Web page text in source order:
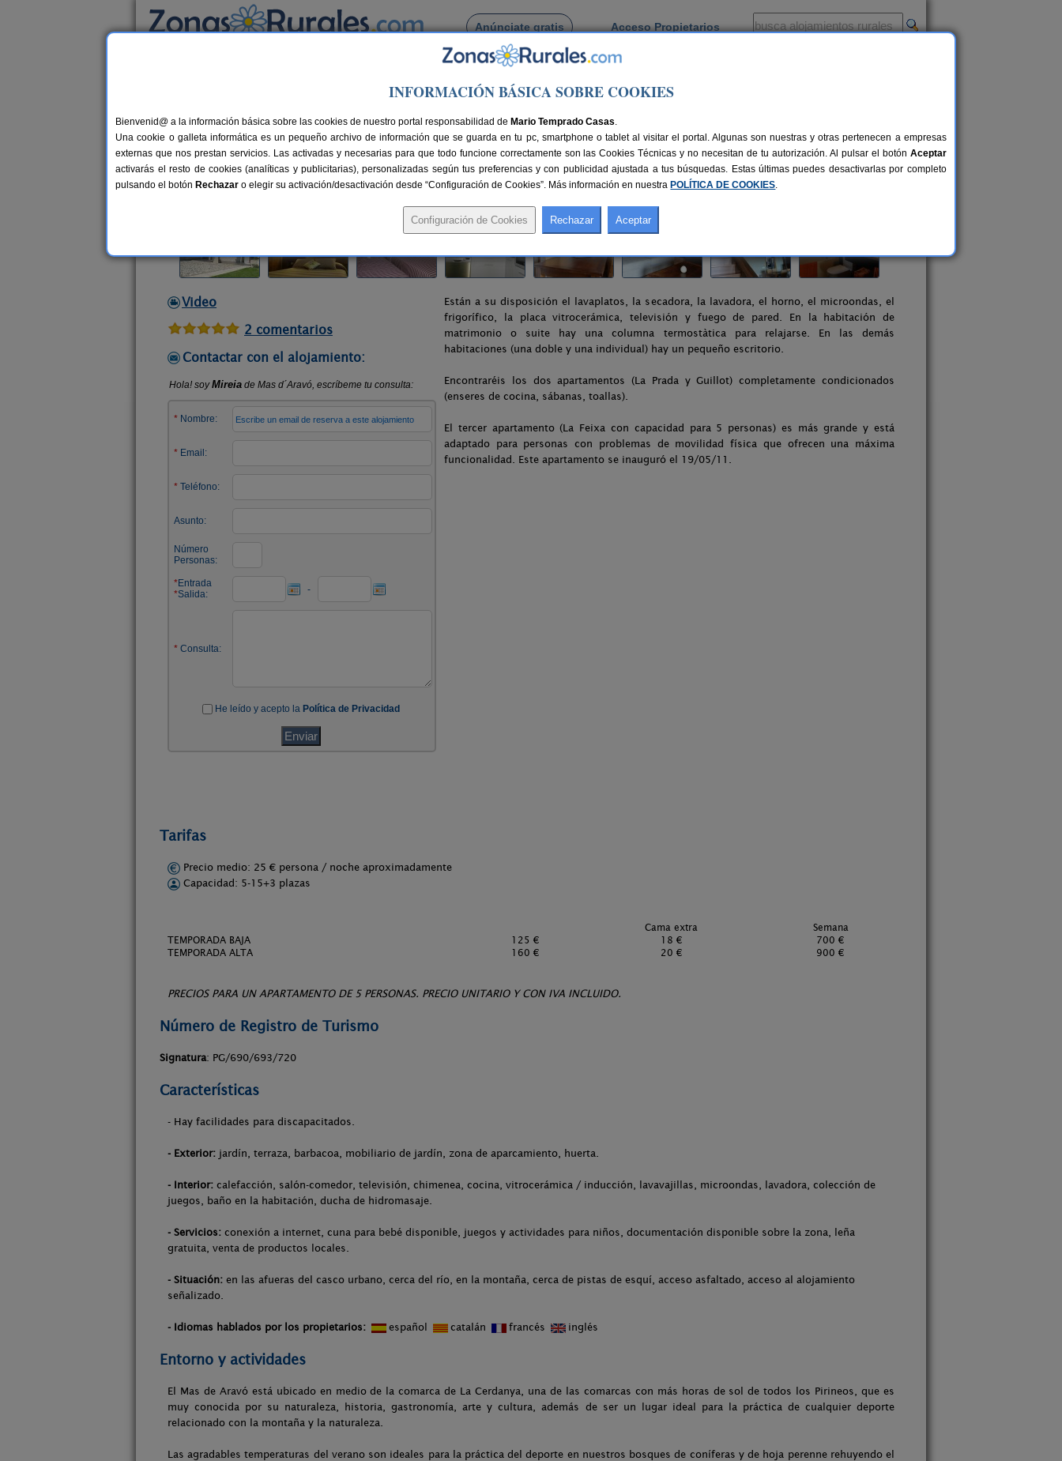
Anúnciate gratis Acceso Propietarios
Busca por pueblo
> Mas d´Aravó
Mas d´Aravó
Apartamentos Rurales en Talltorta / Bolvir (Girona)
Alquiler completo y por habitaciones 5-15+3 plazas 7 km de Girona Compartir:
Video
2 comentarios
Contactar con el alojamiento:
Están a su disposición el lavaplatos, la secadora, la lavadora, el horno, el microondas, el
frigorífico, la placa vitrocerámica, televisión y fuego de pared. En la habitación de
matrimonio o suite hay una columna termostàtica para relajarse. En las demás
habitaciones (una doble y una individual) hay un pequeño escritorio.
Encontraréis los dos apartamentos (La Prada y Guillot) completamente condicionados
(enseres de cocina, sábanas, toallas).
El tercer apartamento (La Feixa con capacidad para 5 personas) es más grande y está
adaptado para personas con problemas de movilidad física que ofrecen una máxima
funcionalidad. Este apartamento se inauguró el 19/05/11.
Tarifas
Precio medio: 25 € persona / noche aproximadamente
Capacidad: 5-15+3 plazas
Cama extra
Semana
TEMPORADA BAJA
125 € 18 €
700 €
TEMPORADA ALTA
160 € 20 € 900 €
PRECIOS PARA UN APARTAMENTO DE 5 PERSONAS. PRECIO UNITARIO Y CON IVA INCLUIDO.
Número de Registro de Turismo
Signatura: PG/690/693/720
Características
- Hay facilidades para discapacitados.
- Exterior: jardín, terraza, barbacoa, mobiliario de jardín, zona de aparcamiento, huerta.
- Interior: calefacción, salón-comedor, televisión, chimenea, cocina, vitrocerámica / inducción, lavavajillas, microondas, lavadora, colección de
juegos, baño en la habitación, ducha de hidromasaje.
- Servicios: conexión a internet, cuna para bebé disponible, juegos y actividades para niños, documentación disponible sobre la zona, leña
gratuita, venta de productos locales.
- Situación: en las afueras del casco urbano, cerca del río, en la montaña, cerca de pistas de esquí, acceso asfaltado, acceso al alojamiento
señalizado.
- Idiomas hablados por los propietarios: español catalán francés inglés
Entorno y actividades
El Mas de Aravó está ubicado en medio de la comarca de La Cerdanya, una de las comarcas con más horas de sol de todos los Pirineos, que es
muy conocida por su naturaleza, historia, gastronomía, arte y cultura, además de ser un lugar ideal para la práctica de cualquier deporte
relacionado con la montaña y la naturaleza.
Las agradables temperaturas del verano son ideales para la práctica del deporte en nuestros bosques de coníferas y de hoja perenne rehuyendo el
INFORMACIÓN BÁSICA SOBRE COOKIES
Bienvenid@ a la información básica sobre las cookies de nuestro portal responsabilidad de Mario Temprado Casas.
Una cookie o galleta informática es un pequeño archivo de información que se guarda en tu pc, smartphone o tablet al visitar el portal. Algunas son nuestras y otras pertenecen a empresas
externas que nos prestan servicios. Las activadas y necesarias para que todo funcione correctamente son las Cookies Técnicas y no necesitan de tu autorización. Al pulsar el botón Aceptar
activarás el resto de cookies (analíticas y publicitarias), personalizadas según tus preferencias y con publicidad ajustada a tus búsquedas. Estas últimas puedes desactivarlas por completo
pulsando el botón Rechazar o elegir su activación/desactivación desde “Configuración de Cookies”. Más información en nuestra POLÍTICA DE COOKIES.